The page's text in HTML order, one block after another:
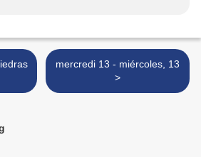
mercredi 13 - miércoles, 13
>